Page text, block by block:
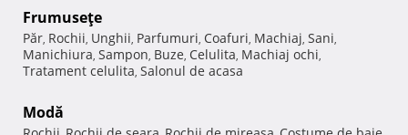
Frumuseţe
Păr, Rochii, Unghii, Parfumuri, Coafuri, Machiaj, Sani,
Manichiura, Sampon, Buze, Celulita, Machiaj ochi,
Tratament celulita, Salonul de acasa
Modă